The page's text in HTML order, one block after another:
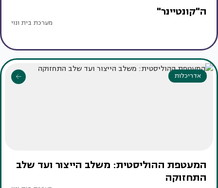
ה"קונטיינר"
מערכת בית ונוי
אדריכלות
המעטפת ההוליסטית: משלב הייצור ועד שלב
התחזוקה